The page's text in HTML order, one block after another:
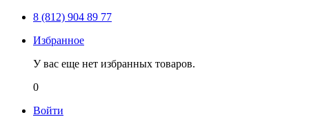
8 (812) 904 89 77
Избранное
У вас еще нет избранных товаров.
0
Войти